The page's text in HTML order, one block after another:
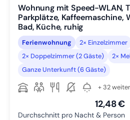
Wohnung mit Speed-WLAN,
Parkplätze, Kaffeemaschine,
Bad, Küche, ruhig
Ferienwohnung
2× Einzelzimmer
2× Doppelzimmer (2 Gäste)
2×
Ganze Unterkunft (6 Gäste)
+ 32
12,48 €
Durchschnitt pro Nacht & Person